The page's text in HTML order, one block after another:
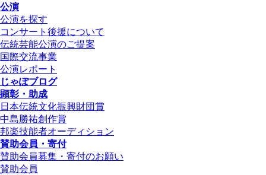
公演
公演を探す
コンサート後援について
伝統芸能公演のご提案
国際交流事業
公演レポート
じゃぽブログ
顕彰・助成
日本伝統文化振興財団賞
中島勝祐創作賞
邦楽技能者オーディション
賛助会員・寄付
賛助会員募集・寄付のお願い
賛助会員